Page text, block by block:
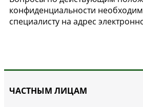
конфиденциальности
специалисту на адрес
ЧАСТНЫМ ЛИЦАМ